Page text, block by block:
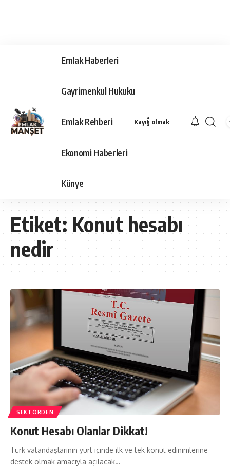
Emlak Haberleri
Gayrimenkul Hukuku
Emlak Rehberi
Ekonomi Haberleri
Künye
Kayıt olmak
Etiket: Konut hesabı
nedir
SEKTÖRDEN
Konut Hesabı Olanlar Dikkat!
Türk vatandaşlarının yurt içinde ilk ve tek konut edinimlerine
destek olmak amacıyla açılacak…